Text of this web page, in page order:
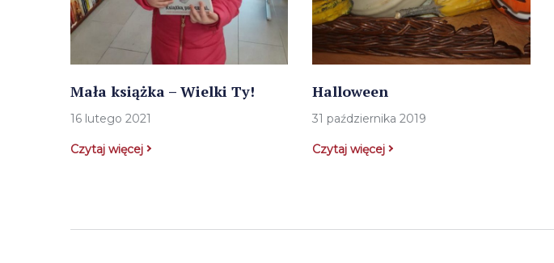
Mała książka – Wielki Ty!
16 lutego 2021
Czytaj więcej
Halloween
31 października 2019
Czytaj więcej